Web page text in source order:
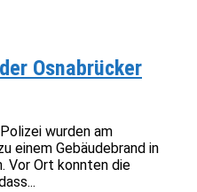
Osnabrücker
wurden am
einem Gebäudebrand in
Vor Ort konnten die